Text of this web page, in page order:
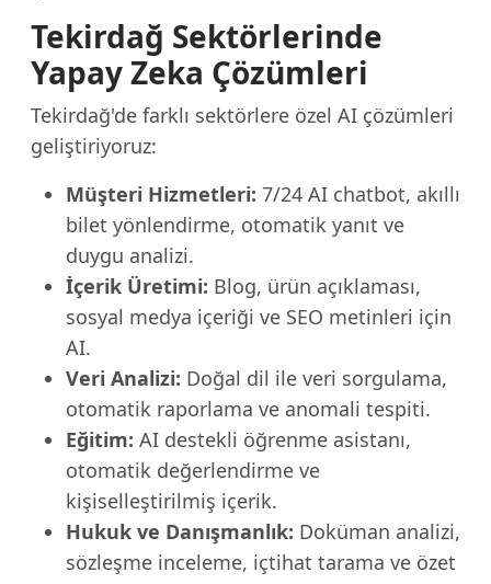
Tekirdağ Sektörlerinde
Yapay Zeka Çözümleri
Tekirdağ'de farklı sektörlere özel AI çözümleri
geliştiriyoruz:
Müşteri Hizmetleri: 7/24 AI chatbot, akıllı
bilet yönlendirme, otomatik yanıt ve
duygu analizi.
İçerik Üretimi: Blog, ürün açıklaması,
sosyal medya içeriği ve SEO metinleri için
AI.
Veri Analizi: Doğal dil ile veri sorgulama,
otomatik raporlama ve anomali tespiti.
Eğitim: AI destekli öğrenme asistanı,
otomatik değerlendirme ve
kişiselleştirilmiş içerik.
Hukuk ve Danışmanlık: Doküman analizi,
sözleşme inceleme, içtihat tarama ve özet